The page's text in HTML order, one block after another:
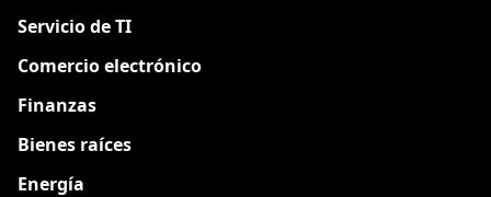
Servicio de TI
Comercio electrónico
Finanzas
Bienes raíces
Energía